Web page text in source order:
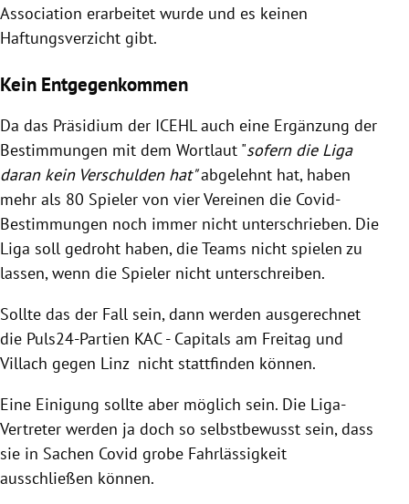
Association erarbeitet wurde und es keinen
Haftungsverzicht gibt.
Kein Entgegenkommen
Da das Präsidium der ICEHL auch eine Ergänzung der
Bestimmungen mit dem Wortlaut "sofern die Liga
daran kein Verschulden hat"abgelehnt hat, haben
mehr als 80 Spieler von vier Vereinen die Covid-
Bestimmungen noch immer nicht unterschrieben. Die
Liga soll gedroht haben, die Teams nicht spielen zu
lassen, wenn die Spieler nicht unterschreiben.
Sollte das der Fall sein, dann werden ausgerechnet
die Puls24-Partien KAC - Capitals am Freitag und
Villach gegen Linz nicht stattfinden können.
Eine Einigung sollte aber möglich sein. Die Liga-
Vertreter werden ja doch so selbstbewusst sein, dass
sie in Sachen Covid grobe Fahrlässigkeit
ausschließen können.